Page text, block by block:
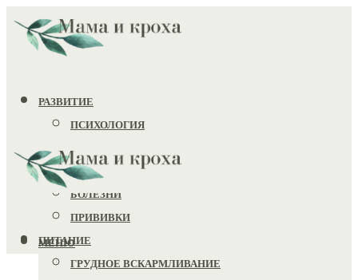
РАЗВИТИЕ
ПСИХОЛОГИЯ
ИГРУШКИ
ЗДОРОВЬЕ
БОЛЕЗНИ
ПРИВИВКИ
ПИТАНИЕ
ГРУДНОЕ ВСКАРМЛИВАНИЕ
МЕНЮ